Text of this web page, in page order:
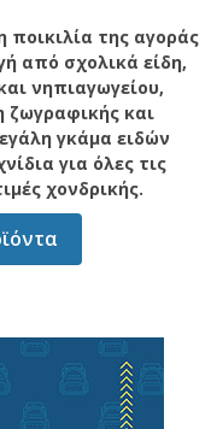
ποικιλία της αγοράς
από σχολικά είδη,
νηπιαγωγείου,
ζωγραφικής και
γκάμα ειδών
για όλες τις
χονδρικής.